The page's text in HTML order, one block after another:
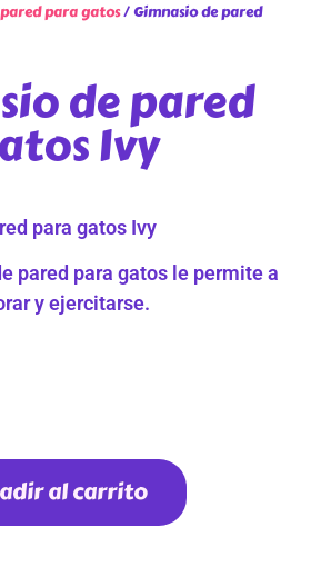
para gatos/ Gimnasio de pared
de pared
Ivy
para gatos Ivy
pared para gatos le permite a
y ejercitarse.
al carrito